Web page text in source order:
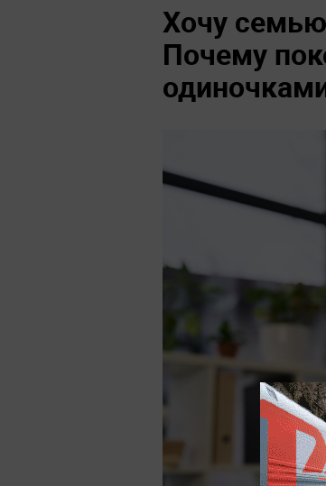
Хочу
Почему